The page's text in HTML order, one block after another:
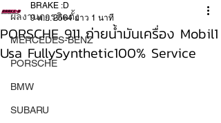
ผลงานการติดตั้ง
MERCEDES-BENZ
PORSCHE
BMW
SUBARU
PORSCHE 911 ถ่ายน้ำมันเครื่อง Mobil1
Usa FullySynthetic100% Service
BRAKE :D
9 พ.ย. 2564 ยาว 1 นาที